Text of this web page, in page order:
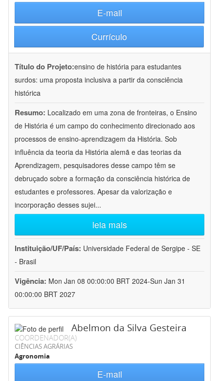
E-mail
Currículo
Título do Projeto:ensino de história para estudantes
surdos: uma proposta inclusiva a partir da consciência
histórica
Resumo: Localizado em uma zona de fronteiras, o Ensino
de História é um campo do conhecimento direcionado aos
processos de ensino-aprendizagem da História. Sob
influência da teoria da História alemã e das teorias da
Aprendizagem, pesquisadores desse campo têm se
debruçado sobre a formação da consciência histórica de
estudantes e professores. Apesar da valorização e
incorporação desses sujei...
leia mais
Instituição/UF/País: Universidade Federal de Sergipe - SE
- Brasil
Vigência: Mon Jan 08 00:00:00 BRT 2024-Sun Jan 31
00:00:00 BRT 2027
Abelmon da Silva Gesteira
COORDENADOR(A)
CIÊNCIAS AGRÁRIAS
Agronomia
E-mail